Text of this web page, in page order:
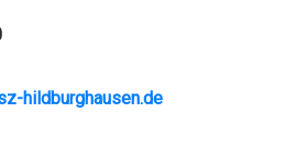
hildburghausen.de